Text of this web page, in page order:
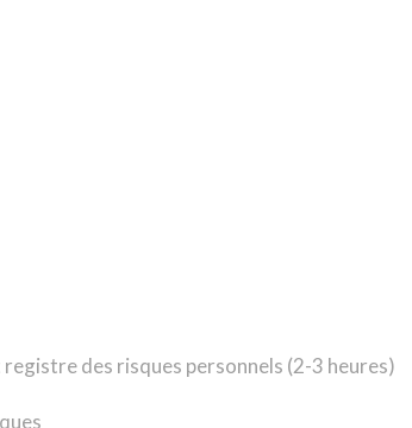
des risques personnels (2-3 heures)